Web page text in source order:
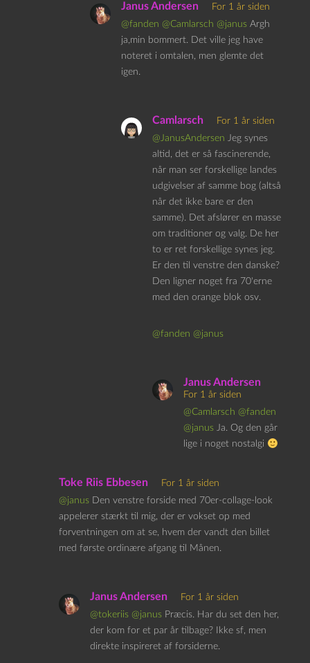
Janus Andersen
For 1 år siden
@fanden @Camlarsch @janus Argh
ja,min bommert. Det ville jeg have
noteret i omtalen, men glemte det
igen.
Camlarsch
For 1 år siden
@JanusAndersen Jeg synes
altid, det er så fascinerende,
når man ser forskellige landes
udgivelser af samme bog (altså
når det ikke bare er den
samme). Det afslører en masse
om traditioner og valg. De her
to er ret forskellige synes jeg.
Er den til venstre den danske?
Den ligner noget fra 70'erne
med den orange blok osv.
@fanden @janus
Janus Andersen
For 1 år siden
@Camlarsch @fanden
@janus Ja. Og den går
lige i noget nostalgi
Toke Riis Ebbesen
For 1 år siden
@janus Den venstre forside med 70er-collage-look
appelerer stærkt til mig, der er vokset op med
forventningen om at se, hvem der vandt den billet
med første ordinære afgang til Månen.
Janus Andersen
For 1 år siden
@tokeriis @janus Præcis. Har du set den her,
der kom for et par år tilbage? Ikke sf, men
direkte inspireret af forsiderne.